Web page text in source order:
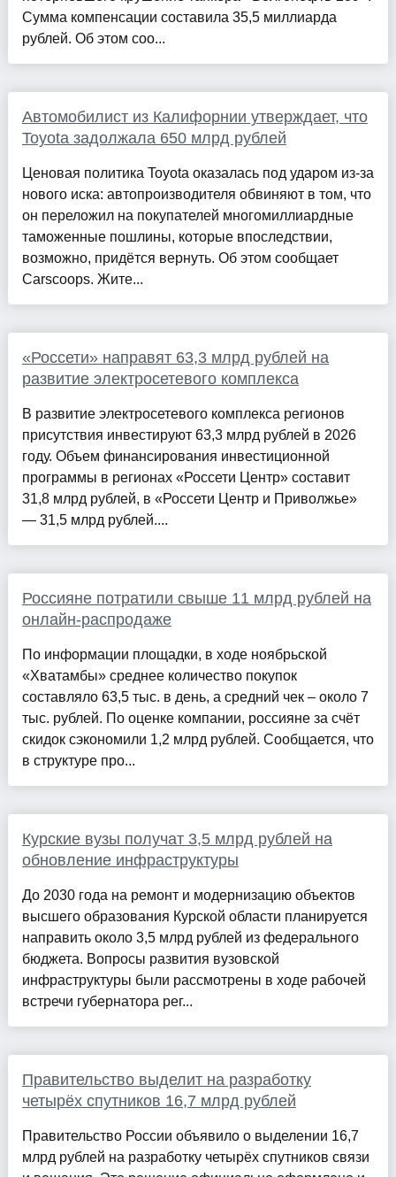
Сумма компенсации составила 35,5 миллиарда
рублей. Об этом соо...
Автомобилист из Калифорнии утверждает, что
Toyota задолжала 650 млрд рублей
Ценовая политика Toyota оказалась под ударом из-за
нового иска: автопроизводителя обвиняют в том, что
он переложил на покупателей многомиллиардные
таможенные пошлины, которые впоследствии,
возможно, придётся вернуть. Об этом сообщает
Carscoops. Жите...
«Россети» направят 63,3 млрд рублей на
развитие электросетевого комплекса
В развитие электросетевого комплекса регионов
присутствия инвестируют 63,3 млрд рублей в 2026
году. Объем финансирования инвестиционной
программы в регионах «Россети Центр» составит
31,8 млрд рублей, в «Россети Центр и Приволжье»
— 31,5 млрд рублей....
Россияне потратили свыше 11 млрд рублей на
онлайн-распродаже
По информации площадки, в ходе ноябрьской
«Хватамбы» среднее количество покупок
составляло 63,5 тыс. в день, а средний чек – около 7
тыс. рублей. По оценке компании, россияне за счёт
скидок сэкономили 1,2 млрд рублей. Сообщается, что
в структуре про...
Курские вузы получат 3,5 млрд рублей на
обновление инфраструктуры
До 2030 года на ремонт и модернизацию объектов
высшего образования Курской области планируется
направить около 3,5 млрд рублей из федерального
бюджета. Вопросы развития вузовской
инфраструктуры были рассмотрены в ходе рабочей
встречи губернатора рег...
Правительство выделит на разработку
четырёх спутников 16,7 млрд рублей
Правительство России объявило о выделении 16,7
млрд рублей на разработку четырёх спутников связи